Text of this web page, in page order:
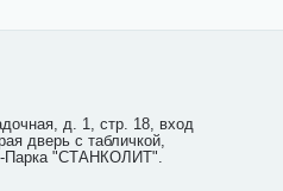
д. 1, стр. 18, вход
дверь с табличкой,
Парка "СТАНКОЛИТ".